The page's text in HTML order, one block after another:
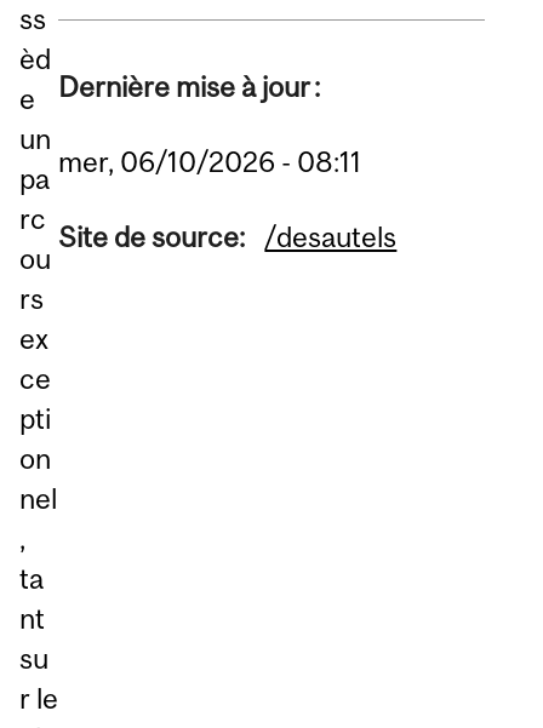
ss
èd
e
un
pa
rc
ou
rs
ex
ce
pti
on
nel
,
ta
nt
su
r le
Dernière mise à jour :
mer, 06/10/2026 - 08:11
Site de source: /desautels